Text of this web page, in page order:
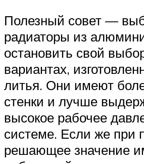
Полезный совет —
радиаторы из
остановить свой
вариантах,
литья. Они имеют
стенки и лучше
высокое рабочее
системе. Если же при
решающее значение